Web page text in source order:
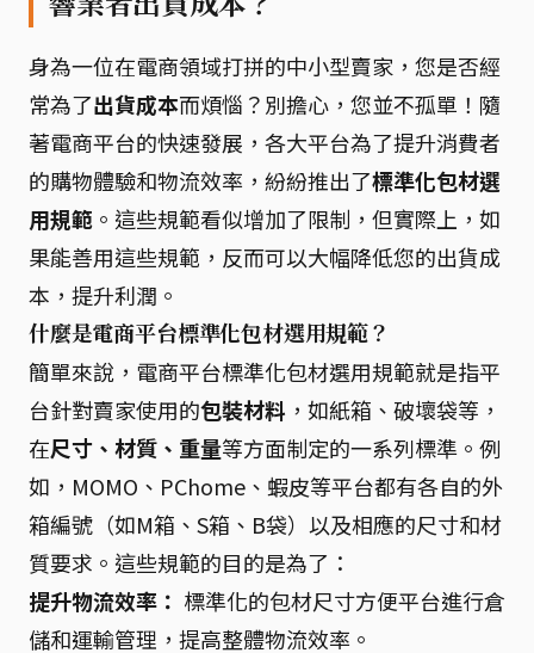
身為一位在電商領域打拼的中小型賣家，您是否經
常為了出貨成本而煩惱？別擔心，您並不孤單！隨
著電商平台的快速發展，各大平台為了提升消費者
的購物體驗和物流效率，紛紛推出了標準化包材選
用規範 。這些規範看似增加了限制，但實際上，如
果能善用這些規範，反而可以大幅降低您的出貨成
本，提升利潤。
什麼是電商平台標準化包材選用規範？
簡單來說，電商平台標準化包材選用規範就是指平
台針對賣家使用的包裝材料 ，如紙箱、破壞袋等，
在尺寸、材質、重量等方面制定的一系列標準。例
如，MOMO、PChome、蝦皮等平台都有各自的外
箱編號（如M箱、S箱、B袋）以及相應的尺寸和材
質要求。這些規範的目的是為了：
提升物流效率： 標準化的包材尺寸方便平台進行倉
儲和運輸管理，提高整體物流效率。